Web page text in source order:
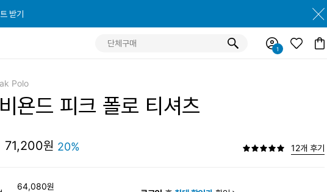
받기
받기
받기
Polo
욘드 피크 폴로 티셔츠
71,200원 20% 12개 후기
64,080원